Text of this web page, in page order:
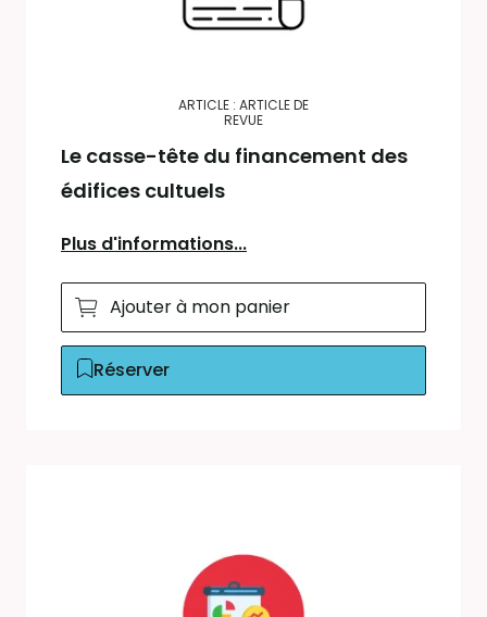
ARTICLE : ARTICLE DE
REVUE
Le casse-tête du financement des
édifices cultuels
Plus d'informations...
Ajouter à mon panier
Réserver